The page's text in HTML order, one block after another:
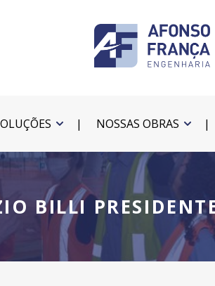
NOSSAS OBRAS
BILLI